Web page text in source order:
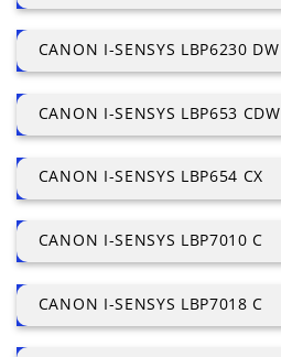
CANON I-SENSYS LBP6230 DW
CANON I-SENSYS LBP653 CDW
CANON I-SENSYS LBP654 CX
CANON I-SENSYS LBP7010 C
CANON I-SENSYS LBP7018 C